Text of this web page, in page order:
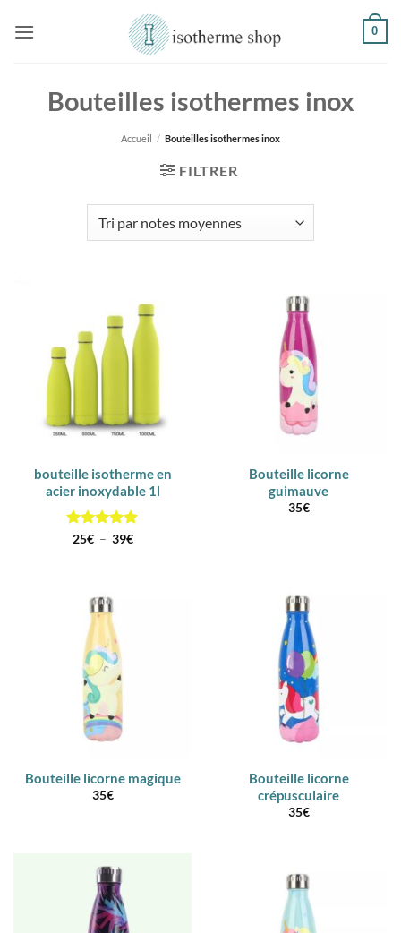
0
Bouteilles isothermes inox
Accueil / Bouteilles isothermes inox
FILTRER
bouteille isotherme en
acier inoxydable 1l
Note5 sur
25€ – 39€Plage
Bouteille licorne
guimauve
35€
Bouteille licorne magique
35€
Bouteille licorne
crépusculaire
35€